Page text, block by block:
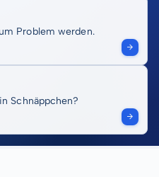
Problem werden.
Schnäppchen?